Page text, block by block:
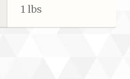
1 lbs